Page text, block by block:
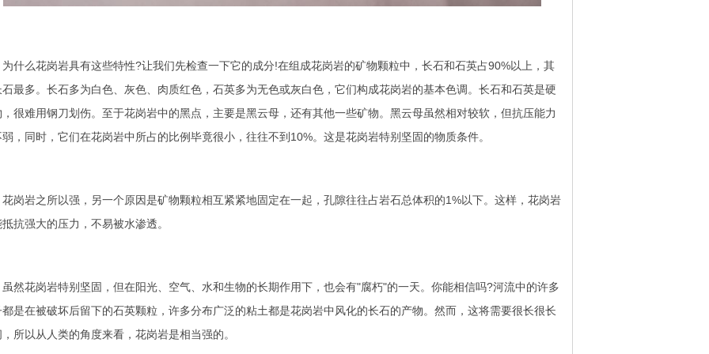
么花岗岩具有这些特性?让我们先检查一下它的成分!在组成花岗岩的矿物颗粒中，长石和石英占90%以上，其
石最多。长石多为白色、灰色、肉质红色，石英多为无色或灰白色，它们构成花岗岩的基本色调。长石和石英是硬
，很难用钢刀划伤。至于花岗岩中的黑点，主要是黑云母，还有其他一些矿物。黑云母虽然相对较软，但抗压能力
，同时，它们在花岗岩中所占的比例毕竟很小，往往不到10%。这是花岗岩特别坚固的物质条件。
岩之所以强，另一个原因是矿物颗粒相互紧紧地固定在一起，孔隙往往占岩石总体积的1%以下。这样，花岗岩
抗强大的压力，不易被水渗透。
花岗岩特别坚固，但在阳光、空气、水和生物的长期作用下，也会有"腐朽"的一天。你能相信吗?河流中的许多
都是在被破坏后留下的石英颗粒，许多分布广泛的粘土都是花岗岩中风化的长石的产物。然而，这将需要很长很长
所以从人类的角度来看，花岗岩是相当强的。